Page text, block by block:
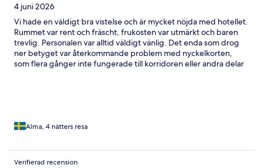
4 juni 2026
Vi hade en väldigt bra vistelse och är mycket nöjda med hotellet.
Rummet var rent och fräscht, frukosten var utmärkt och baren
trevlig. Personalen var alltid väldigt vänlig. Det enda som drog
ner betyget var återkommande problem med nyckelkorten,
som flera gånger inte fungerade till korridoren eller andra delar
Alma, 4 nätters resa
Verifierad recension